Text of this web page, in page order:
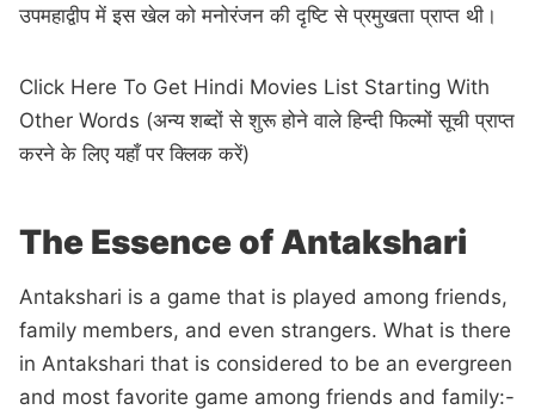
उपमहाद्वीप में इस खेल को मनोरंजन की दृष्टि से प्रमुखता प्राप्त थी।
Click Here To Get Hindi Movies List Starting With
Other Words (अन्य शब्दों से शुरू होने वाले हिन्दी फिल्मों सूची प्राप्त
करने के लिए यहाँ पर क्लिक करें)
The Essence of Antakshari
Antakshari is a game that is played among friends,
family members, and even strangers. What is there
in Antakshari that is considered to be an evergreen
and most favorite game among friends and family:-